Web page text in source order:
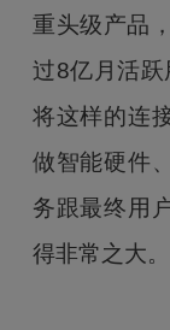
重头级产品
过8亿月活跃
将这样的连
做智能硬件
务跟最终用
得非常之大。